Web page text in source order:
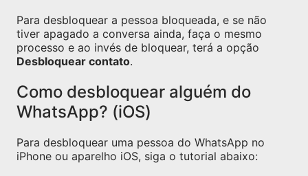
Para desbloquear a pessoa bloqueada, e se não
tiver apagado a conversa ainda, faça o mesmo
processo e ao invés de bloquear, terá a opção
Desbloquear contato.
Como desbloquear alguém do
WhatsApp? (iOS)
Para desbloquear uma pessoa do WhatsApp no
iPhone ou aparelho iOS, siga o tutorial abaixo: